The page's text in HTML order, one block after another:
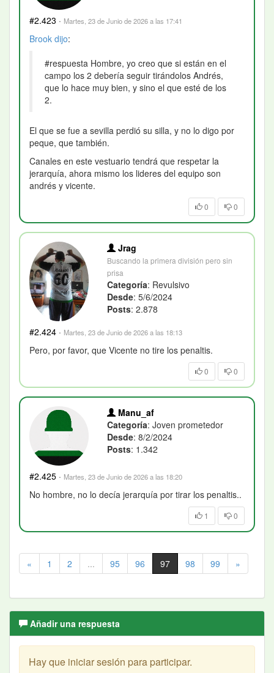
#2.423 · Martes, 23 de Junio de 2026 a las 17:41
Brook dijo:
#respuesta Hombre, yo creo que si están en el
campo los 2 debería seguir tirándolos Andrés,
que lo hace muy bien, y sino el que esté de los
2.
El que se fue a sevilla perdió su silla, y no lo digo por
peque, que también.
Canales en este vestuario tendrá que respetar la
jerarquía, ahora mismo los lideres del equipo son
andrés y vicente.
0 0
Jrag
Buscando la primera división pero sin
prisa
Categoría: Revulsivo
Desde: 5/6/2024
Posts: 2.878
#2.424 · Martes, 23 de Junio de 2026 a las 18:13
Pero, por favor, que Vicente no tire los penaltis.
0 0
Manu_af
Categoría: Joven prometedor
Desde: 8/2/2024
Posts: 1.342
#2.425 · Martes, 23 de Junio de 2026 a las 18:20
No hombre, no lo decía jerarquía por tirar los penaltis..
1 0
« 1 2 ... 95 96 97 98 99 »
Añadir una respuesta
Hay que iniciar sesión para participar.